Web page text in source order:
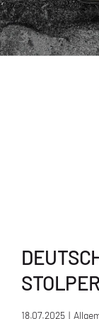
Jugendliche
Unterstützen
18.07.2025 |